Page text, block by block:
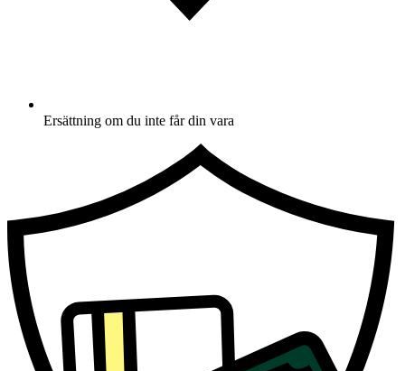
Ersättning om du inte får din vara